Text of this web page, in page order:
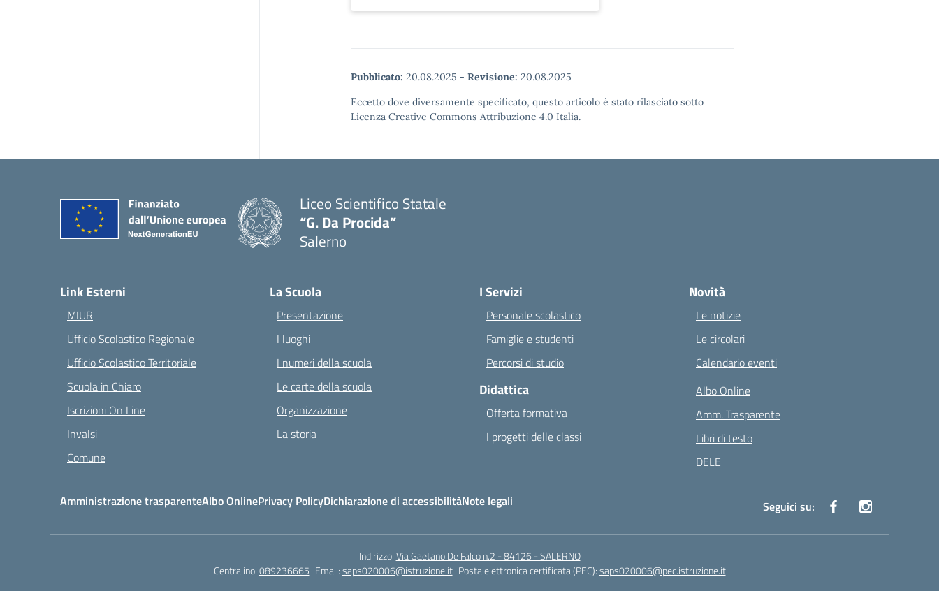
Pubblicato: 20.08.2025 - Revisione: 20.08.2025
Eccetto dove diversamente specificato, questo articolo è stato rilasciato sotto
Licenza Creative Commons Attribuzione 4.0 Italia.
Liceo Scientifico Statale
“G. Da Procida”
Salerno
Link Esterni
MIUR
Ufficio Scolastico Regionale
Ufficio Scolastico Territoriale
Scuola in Chiaro
Iscrizioni On Line
Invalsi
Comune
La Scuola
Presentazione
I luoghi
I numeri della scuola
Le carte della scuola
Organizzazione
La storia
I Servizi
Personale scolastico
Famiglie e studenti
Percorsi di studio
Didattica
Offerta formativa
I progetti delle classi
Novità
Le notizie
Le circolari
Calendario eventi
Albo Online
Amm. Trasparente
Libri di testo
DELE
Amministrazione trasparenteAlbo OnlinePrivacy PolicyDichiarazione di accessibilitàNote legali Seguici su:
Indirizzo:Via Gaetano De Falco n.2 - 84126 - SALERNO
Centralino:089236665 Email:saps020006@istruzione.it Posta elettronica certificata (PEC):saps020006@pec.istruzione.it